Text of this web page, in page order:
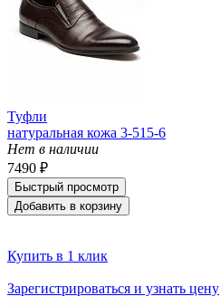
Туфли
натуральная кожа 3-515-6
Нет в наличии
7490 ₽
Быстрый просмотр
Добавить в корзину
Купить в 1 клик
Зарегистрироваться и узнать цену